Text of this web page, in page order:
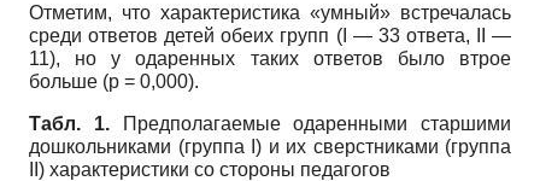
Отметим, что характеристика «умный» встречалась
среди ответов детей обеих групп (I — 33 ответа, II —
11), но у одаренных таких ответов было втрое
больше (p = 0,000).
Табл. 1.Предполагаемые одаренными старшими
дошкольниками (группа I) и их сверстниками (группа
II) характеристики со стороны педагогов